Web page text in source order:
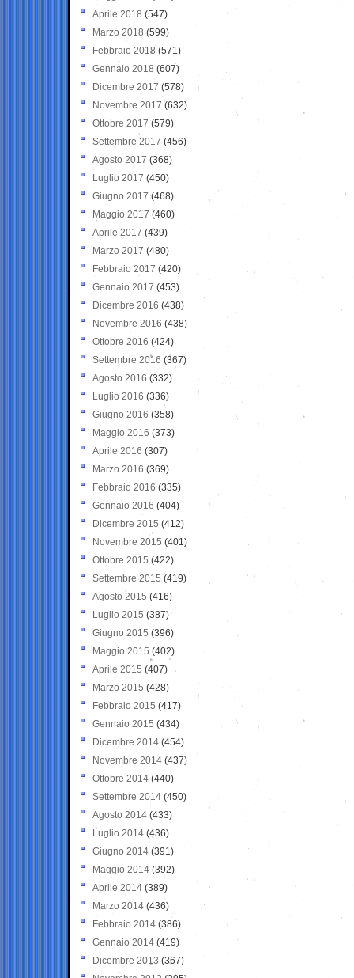
Aprile 2018 (547)
Marzo 2018 (599)
Febbraio 2018 (571)
Gennaio 2018 (607)
Dicembre 2017 (578)
Novembre 2017 (632)
Ottobre 2017 (579)
Settembre 2017 (456)
Agosto 2017 (368)
Luglio 2017 (450)
Giugno 2017 (468)
Maggio 2017 (460)
Aprile 2017 (439)
Marzo 2017 (480)
Febbraio 2017 (420)
Gennaio 2017 (453)
Dicembre 2016 (438)
Novembre 2016 (438)
Ottobre 2016 (424)
Settembre 2016 (367)
Agosto 2016 (332)
Luglio 2016 (336)
Giugno 2016 (358)
Maggio 2016 (373)
Aprile 2016 (307)
Marzo 2016 (369)
Febbraio 2016 (335)
Gennaio 2016 (404)
Dicembre 2015 (412)
Novembre 2015 (401)
Ottobre 2015 (422)
Settembre 2015 (419)
Agosto 2015 (416)
Luglio 2015 (387)
Giugno 2015 (396)
Maggio 2015 (402)
Aprile 2015 (407)
Marzo 2015 (428)
Febbraio 2015 (417)
Gennaio 2015 (434)
Dicembre 2014 (454)
Novembre 2014 (437)
Ottobre 2014 (440)
Settembre 2014 (450)
Agosto 2014 (433)
Luglio 2014 (436)
Giugno 2014 (391)
Maggio 2014 (392)
Aprile 2014 (389)
Marzo 2014 (436)
Febbraio 2014 (386)
Gennaio 2014 (419)
Dicembre 2013 (367)